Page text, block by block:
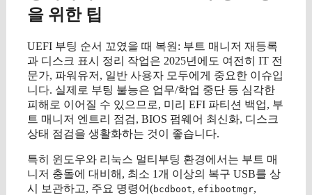
을 위한 팁
UEFI 부팅 순서 꼬였을 때 복원: 부트 매니저 재등록
과 디스크 표시 정리 작업은 2025년에도 여전히 IT 전
문가, 파워유저, 일반 사용자 모두에게 중요한 이슈입
니다. 실제로 부팅 불능은 업무/학업 중단 등 심각한
피해로 이어질 수 있으므로, 미리 EFI 파티션 백업, 부
트 매니저 엔트리 점검, BIOS 펌웨어 최신화, 디스크
상태 점검을 생활화하는 것이 좋습니다.
특히 윈도우와 리눅스 멀티부팅 환경에서는 부트 매
니저 충돌에 대비해, 최소 1개 이상의 복구 USB를 상
시 보관하고, 주요 명령어(bcdboot, efibootmgr,